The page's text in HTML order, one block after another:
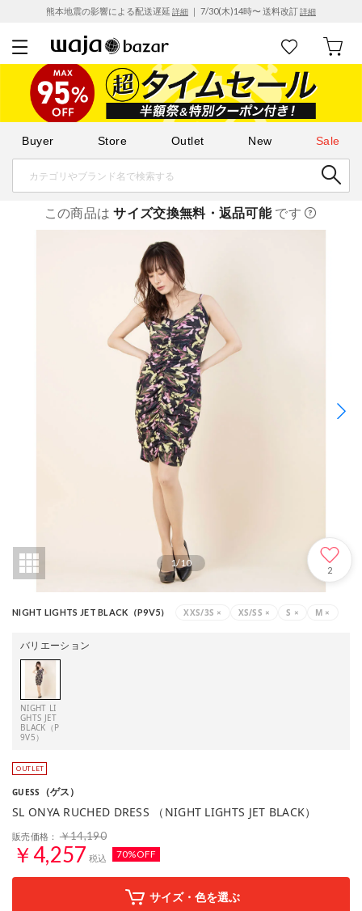
熊本地震の影響による配送遅延 詳細 ｜ 7/30(木)14時〜 送料改訂詳細
Buyer Store Outlet New Sale
この商品はサイズ交換無料・返品可能です
1/10
2
NIGHT LIGHTS JET BLACK（P9V5） XXS/3S × XS/SS × S × M ×
バリエーション
NIGHT LI
GHTS JET
BLACK（P
9V5）
GUESS （ゲス）
SL ONYA RUCHED DRESS （NIGHT LIGHTS JET BLACK）
販売価格： ￥14,190
￥4,257 税込 70%OFF
サイズ・色を選ぶ